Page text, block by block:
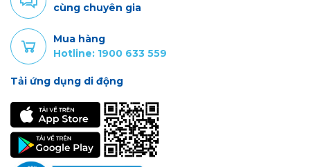
cùng chuyên gia
Mua hàng
Hotline: 1900 633 559
Tải ứng dụng di động